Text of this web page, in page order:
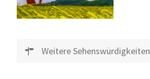
Weitere Sehenswürdigkeiten